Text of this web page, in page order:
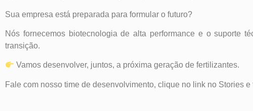
Sua empresa está preparada para formular o futuro?
Nós fornecemos biotecnologia de alta performance e o suporte
transição.
Vamos desenvolver, juntos, a próxima geração de fertilizantes.
Fale com nosso time de desenvolvimento, clique no link no Stories e